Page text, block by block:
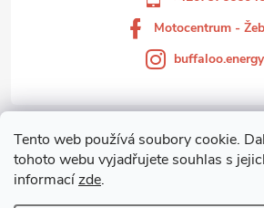
Tento web používá soubory cookie.
tohoto webu vyjadřujete souhlas s
informacízde.
Zákaznický servis
Motocentrum -
buffaloo.energy